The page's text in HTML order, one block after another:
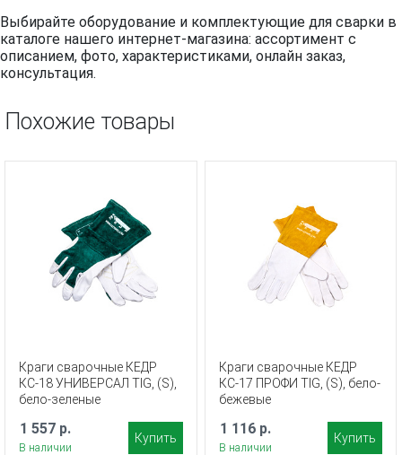
Выбирайте оборудование и комплектующие для сварки в
каталоге нашего интернет-магазина: ассортимент с
описанием, фото, характеристиками, онлайн заказ,
консультация.
Похожие товары
Краги сварочные КЕДР
КС-18 УНИВЕРСАЛ TIG, (S),
бело-зеленые
1 557 р.
В наличии
Купить
Краги сварочные КЕДР
КС-17 ПРОФИ TIG, (S), бело-
бежевые
1 116 р.
В наличии
Купить